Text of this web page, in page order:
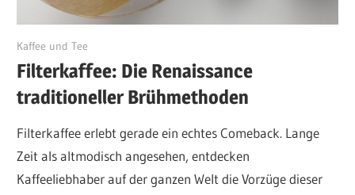
April 14, 2025
Kaffee und Tee
Filterkaffee: Die Renaissance
traditioneller Brühmethoden
Filterkaffee erlebt gerade ein echtes Comeback. Lange
Zeit als altmodisch angesehen, entdecken
Kaffeeliebhaber auf der ganzen Welt die Vorzüge dieser